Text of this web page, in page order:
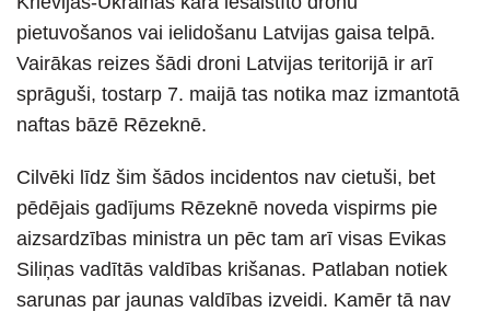
pietuvošanos vai ielidošanu Latvijas gaisa telpā.
Vairākas reizes šādi droni Latvijas teritorijā ir arī
sprāguši, tostarp 7. maijā tas notika maz izmantotā
naftas bāzē Rēzeknē.
Cilvēki līdz šim šādos incidentos nav cietuši, bet
pēdējais gadījums Rēzeknē noveda vispirms pie
aizsardzības ministra un pēc tam arī visas Evikas
Siliņas vadītās valdības krišanas. Patlaban notiek
sarunas par jaunas valdības izveidi. Kamēr tā nav